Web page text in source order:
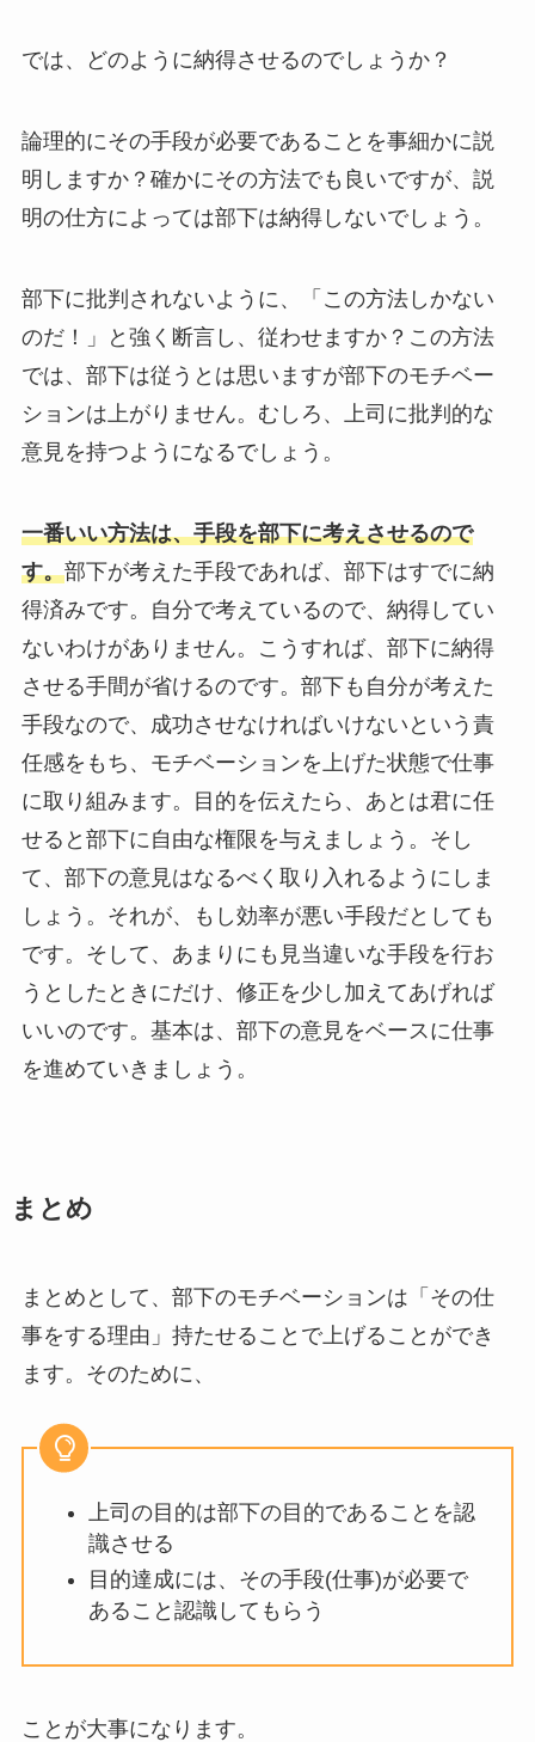
では、どのように納得させるのでしょうか？
論理的にその手段が必要であることを事細かに説
明しますか？確かにその方法でも良いですが、説
明の仕方によっては部下は納得しないでしょう。
部下に批判されないように、「この方法しかない
のだ！」と強く断言し、従わせますか？この方法
では、部下は従うとは思いますが部下のモチベー
ションは上がりません。むしろ、上司に批判的な
意見を持つようになるでしょう。
一番いい方法は、手段を部下に考えさせるので
す。部下が考えた手段であれば、部下はすでに納
得済みです。自分で考えているので、納得してい
ないわけがありません。こうすれば、部下に納得
させる手間が省けるのです。部下も自分が考えた
手段なので、成功させなければいけないという責
任感をもち、モチベーションを上げた状態で仕事
に取り組みます。目的を伝えたら、あとは君に任
せると部下に自由な権限を与えましょう。そし
て、部下の意見はなるべく取り入れるようにしま
しょう。それが、もし効率が悪い手段だとしても
です。そして、あまりにも見当違いな手段を行お
うとしたときにだけ、修正を少し加えてあげれば
いいのです。基本は、部下の意見をベースに仕事
を進めていきましょう。
まとめ
まとめとして、部下のモチベーションは「その仕
事をする理由」持たせることで上げることができ
ます。そのために、
上司の目的は部下の目的であることを認
識させる
目的達成には、その手段(仕事)が必要で
あること認識してもらう
ことが大事になります。